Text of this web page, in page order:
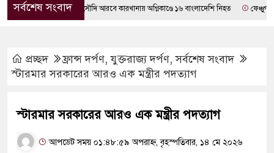
সর্বশেষ সংবাদসৌদি আরবে কারখানায় অগ্নিকাণ্ডে ১৬ বাংলাদেশি নিহত ফেঞ্চুগঞ্জে
প্রচ্ছদ ফ্রান্স দর্পণ,যুক্তরাজ্য দর্পণ,সর্বশেষ সংবাদ
স্টারমার সরকারের আরও এক মন্ত্রীর পদত্যাগ
স্টারমার সরকারের আরও এক মন্ত্রীর পদত্যাগ
আপডেট সময় ০১:৪৮:৫৯ অপরাহ্ন, বৃহস্পতিবার, ১৪ মে ২০২৬